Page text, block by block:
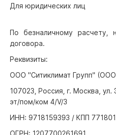
Для юридических лиц
По безналичному расчету,
договора.
Реквизиты:
ООО "Ситиклимат Групп"
107023, Россия, г. Москва, ул.
эт/пом/ком 4/V/3
ИНН: 9718159393 / КПП
ОГРН: 1207700261691